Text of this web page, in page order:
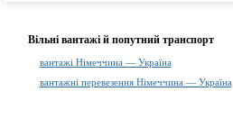
Вільні вантажі й попутний транспорт
вантажі Німеччина — Україна
вантажні перевезення Німеччина — Україна